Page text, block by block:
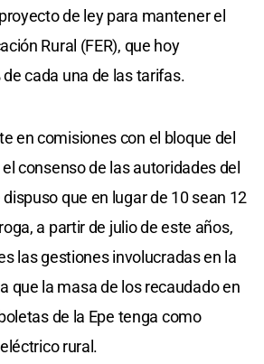
de ley para mantener el
Rural (FER), que hoy
cada una de las tarifas.
en comisiones con el bloque del
consenso de las autoridades del
que en lugar de 10 sean 12
a partir de julio de este años,
las gestiones involucradas en la
que la masa de los recaudado en
de la Epe tenga como
rural.